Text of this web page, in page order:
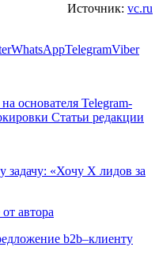
Источник: vc.ru
WhatsAppTelegramViber
основателя Telegram-
Статьи редакции
задачу: «Хочу X лидов за
автора
b2b–клиенту